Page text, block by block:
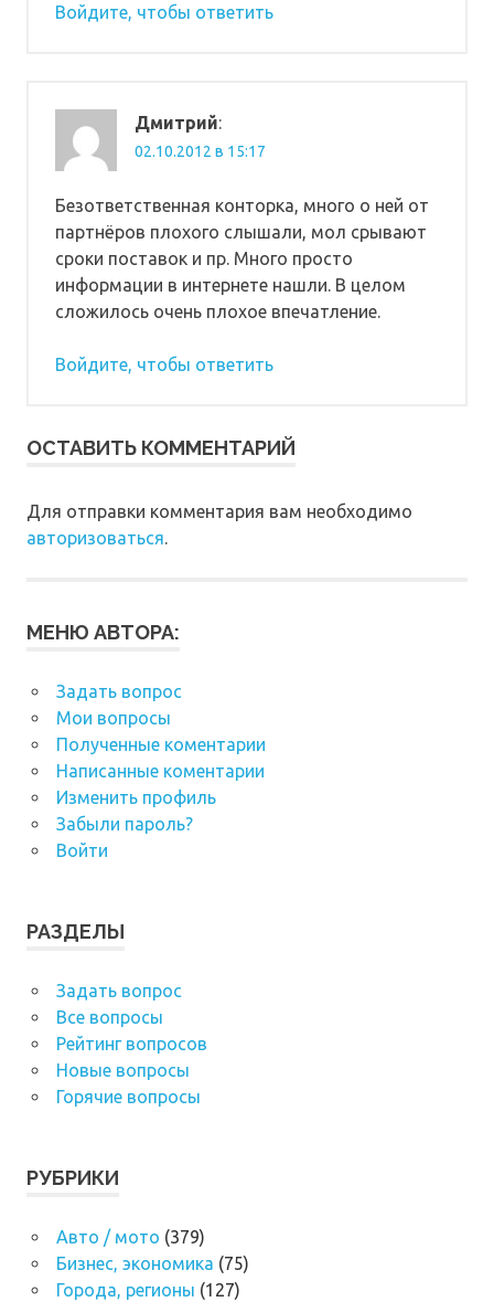
Войдите, чтобы ответить
Дмитрий:
02.10.2012 в 15:17
Безответственная конторка, много о ней от
партнёров плохого слышали, мол срывают
сроки поставок и пр. Много просто
информации в интернете нашли. В целом
сложилось очень плохое впечатление.
Войдите, чтобы ответить
ОСТАВИТЬ КОММЕНТАРИЙ
Для отправки комментария вам необходимо
авторизоваться.
МЕНЮ АВТОРА:
Задать вопрос
Мои вопросы
Полученные коментарии
Написанные коментарии
Изменить профиль
Забыли пароль?
Войти
РАЗДЕЛЫ
Задать вопрос
Все вопросы
Рейтинг вопросов
Новые вопросы
Горячие вопросы
РУБРИКИ
Авто / мото (379)
Бизнес, экономика (75)
Города, регионы (127)